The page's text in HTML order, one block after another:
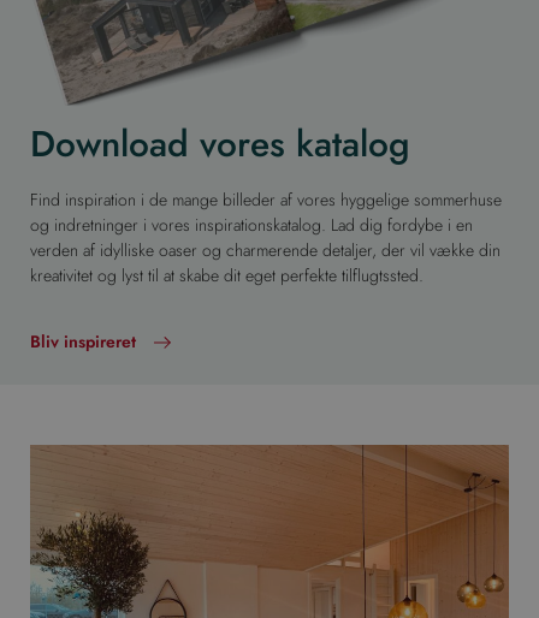
Download vores katalog
Find inspiration i de mange billeder af vores hyggelige sommerhuse
og indretninger i vores inspirationskatalog. Lad dig fordybe i en
verden af idylliske oaser og charmerende detaljer, der vil vække din
kreativitet og lyst til at skabe dit eget perfekte tilflugtssted.
Bliv inspireret